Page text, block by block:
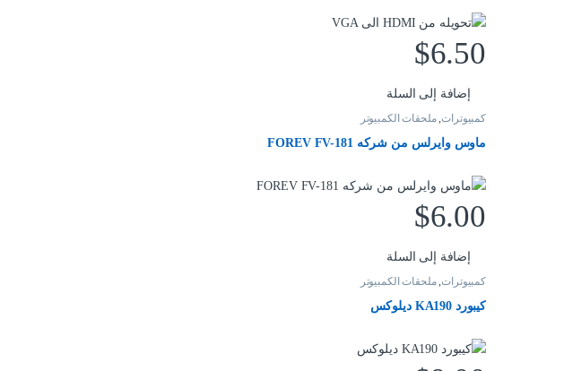
$6.50
إضافة إلى السلة
كمبيوترات,ملحقات الكمبيوتر
ماوس وايرلس من شركه FOREV FV-181
$6.00
إضافة إلى السلة
كمبيوترات,ملحقات الكمبيوتر
كيبورد KA190 ديلوكس